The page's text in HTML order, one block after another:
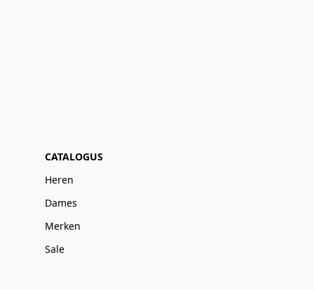
CATALOGUS
Heren
Dames
Merken
Sale